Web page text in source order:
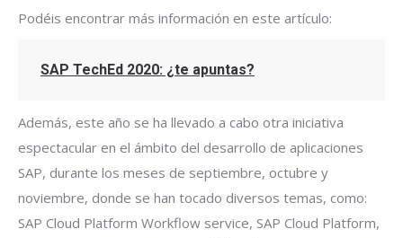
Podéis encontrar más información en este artículo:
SAP TechEd 2020: ¿te apuntas?
Además, este año se ha llevado a cabo otra iniciativa
espectacular en el ámbito del desarrollo de aplicaciones
SAP, durante los meses de septiembre, octubre y
noviembre, donde se han tocado diversos temas, como:
SAP Cloud Platform Workflow service, SAP Cloud Platform,